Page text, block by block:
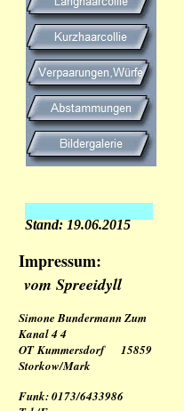
Stand: 19.06.2015
Impressum:
vom Spreeidyll
Simone Bundermann Zum
Kanal 4 4
OT Kummersdorf 15859
Storkow/Mark
Funk: 0173/6433986